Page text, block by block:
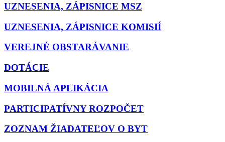
UZNESENIA, ZÁPISNICE MSZ
UZNESENIA, ZÁPISNICE KOMISIÍ
VEREJNÉ OBSTARÁVANIE
DOTÁCIE
MOBILNÁ APLIKÁCIA
PARTICIPATÍVNY ROZPOČET
ZOZNAM ŽIADATEĽOV O BYT